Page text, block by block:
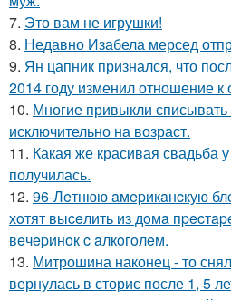
7. Это вам не игрушки!
8. Недавно Изабела мерсед
9. Ян цапник признался, что
2014 году изменил отношение
10. Многие привыкли
исключительно на возраст.
11. Какая же красивая
получилась.
12. 96-Лeтнюю aмepикaнcкую
хoтят выceлить из дoмa
вeчepинoк c aлкoгoлeм.
13. Митрошина наконец - то
вернулась в сторис после 1, 5